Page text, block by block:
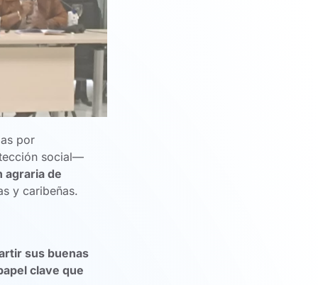
por
social—
agraria de
y caribeñas.
sus buenas
clave que